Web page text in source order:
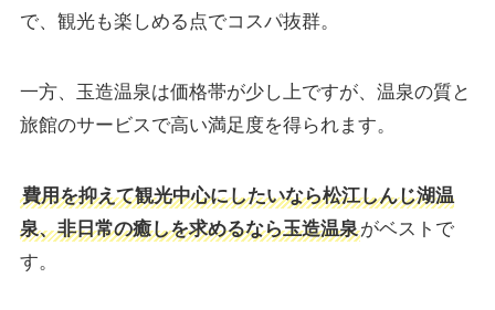
で、観光も楽しめる点でコスパ抜群。
一方、玉造温泉は価格帯が少し上ですが、温泉の質と
旅館のサービスで高い満足度を得られます。
費用を抑えて観光中心にしたいなら松江しんじ湖温
泉、非日常の癒しを求めるなら玉造温泉がベストで
す。